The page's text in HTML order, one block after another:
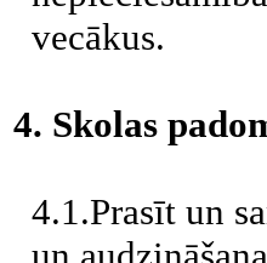
vecākus.
4. Skolas
4.1.Prasīt un